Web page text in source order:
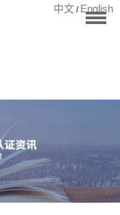
中文 / English